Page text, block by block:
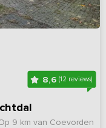
8,6(12 reviews)
9 km van Coevorden